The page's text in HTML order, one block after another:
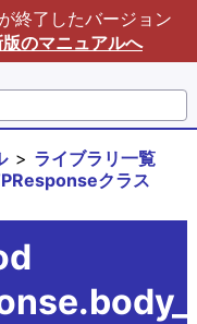
終了したバージョン
のマニュアルへ
ライブラリ一覧
クラス